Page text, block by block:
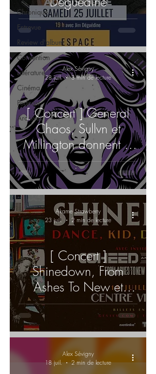
Chronique
Entrevue
Review d'album
Convention
Littérature
Cinéma
Podcast
Archives
[ Concert ] General
Chaos, Sullvn et
Millington donnent le
coup d’envoi d’une
soirée punk couronnée
par Goldfinger
Alex Sévigny
28 juil.
3 min de lecture
[ Concert ]
Shinedown, From
Ashes To New et
Coheed and Cambria
enflamment le Centre
Vidéotron avec la
tournée Dance, Kid,
Dance – Acte 2
Akame Strawberry
23 juil.
2 min de lecture
Alex Sévigny
18 juil.
2 min de lecture